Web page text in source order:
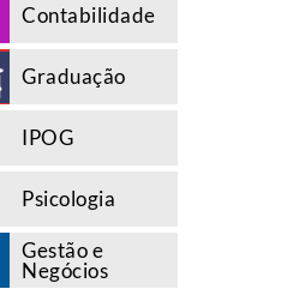
Contabilidade
Graduação
IPOG
Psicologia
Gestão e
Negócios